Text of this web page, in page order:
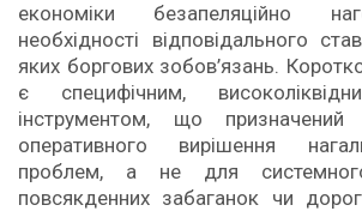
економіки безапеляційно
необхідності відповідального
яких боргових зобов’язань.
є специфічним,
інструментом, що
оперативного вирішення
проблем, а не для системного
повсякденних забаганок чи